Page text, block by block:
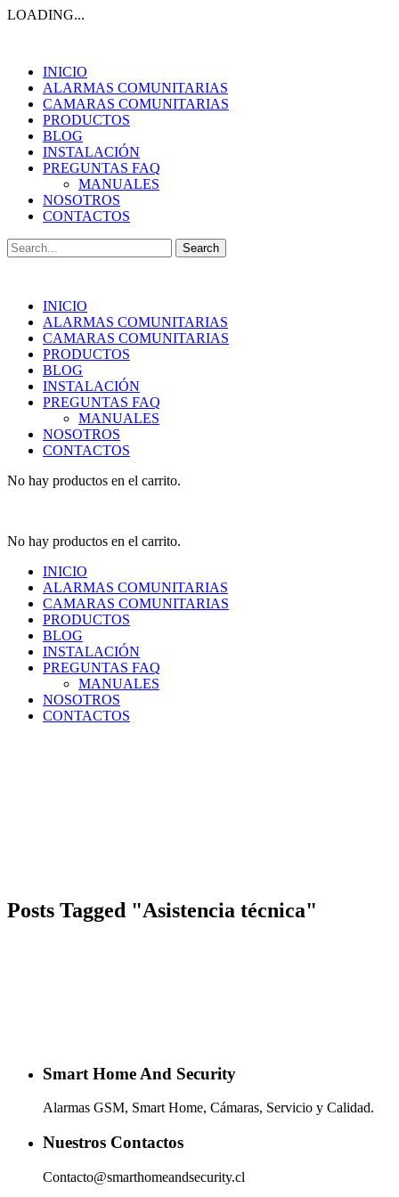
LOADING...
INICIO
ALARMAS COMUNITARIAS
CAMARAS COMUNITARIAS
PRODUCTOS
BLOG
INSTALACIÓN
PREGUNTAS FAQ
MANUALES
NOSOTROS
CONTACTOS
Search
for:
INICIO
ALARMAS COMUNITARIAS
CAMARAS COMUNITARIAS
PRODUCTOS
BLOG
INSTALACIÓN
PREGUNTAS FAQ
MANUALES
NOSOTROS
CONTACTOS
No hay productos en el carrito.
No hay productos en el carrito.
INICIO
ALARMAS COMUNITARIAS
CAMARAS COMUNITARIAS
PRODUCTOS
BLOG
INSTALACIÓN
PREGUNTAS FAQ
MANUALES
NOSOTROS
CONTACTOS
Posts Tagged "Asistencia técnica"
Smart Home And Security
Alarmas GSM, Smart Home, Cámaras, Servicio y Calidad.
Nuestros Contactos
Contacto@smarthomeandsecurity.cl